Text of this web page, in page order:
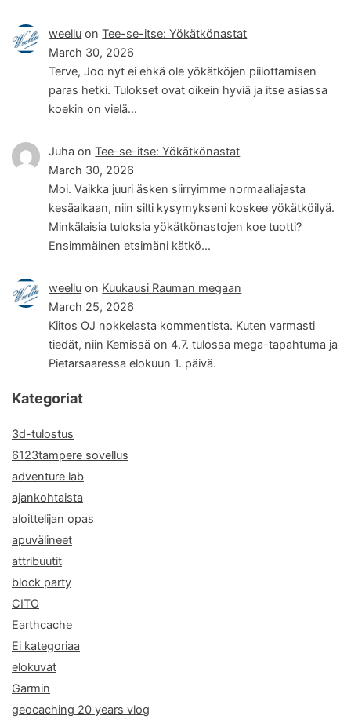
weellu onTee-se-itse: Yökätkönastat
March 30, 2026
Terve, Joo nyt ei ehkä ole yökätköjen piilottamisen
paras hetki. Tulokset ovat oikein hyviä ja itse asiassa
koekin on vielä…
Juha onTee-se-itse: Yökätkönastat
March 30, 2026
Moi. Vaikka juuri äsken siirryimme normaaliajasta
kesäaikaan, niin silti kysymykseni koskee yökätköilyä.
Minkälaisia tuloksia yökätkönastojen koe tuotti?
Ensimmäinen etsimäni kätkö…
weellu on Kuukausi Rauman megaan
March 25, 2026
Kiitos OJ nokkelasta kommentista. Kuten varmasti
tiedät, niin Kemissä on 4.7. tulossa mega-tapahtuma ja
Pietarsaaressa elokuun 1. päivä.
Kategoriat
3d-tulostus
6123tampere sovellus
adventure lab
ajankohtaista
aloittelijan opas
apuvälineet
attribuutit
block party
CITO
Earthcache
Ei kategoriaa
elokuvat
Garmin
geocaching 20 years vlog